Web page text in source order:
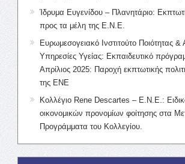
Ίδρυμα Ευγενίδου – Πλανητάριο:
προς τα μέλη της Ε.Ν.Ε.
Ευρωμεσογειακό Ινστιτούτο Ποιότητας &
Υπηρεσίες Υγείας: Εκπαιδευτικό
Απρίλιος 2025: Παροχή εκπτωτικής
της ΕΝΕ
Κολλέγιο Rene Descartes – Ε.Ν.Ε.:
οικονομικών προνομίων φοίτησης στα
Προγράμματα του Κολλεγίου.